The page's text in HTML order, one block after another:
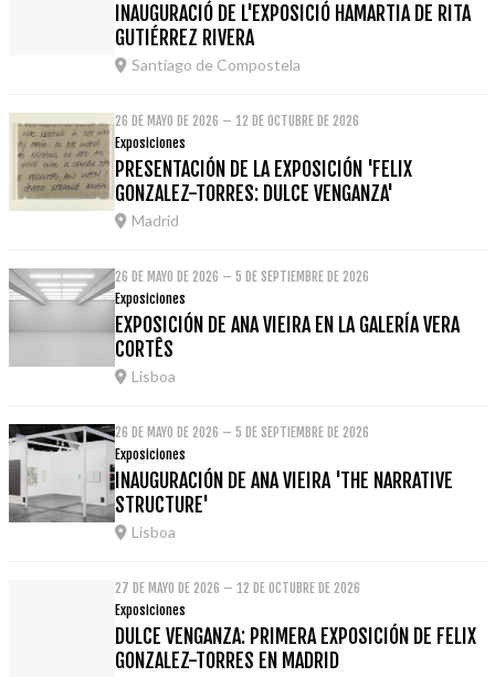
INAUGURACIÓ DE L'EXPOSICIÓ HAMARTIA DE RITA
GUTIÉRREZ RIVERA
Santiago de Compostela
26 DE MAYO DE 2026 – 12 DE OCTUBRE DE 2026
Exposiciones
PRESENTACIÓN DE LA EXPOSICIÓN 'FELIX
GONZALEZ-TORRES: DULCE VENGANZA'
Madrid
26 DE MAYO DE 2026 – 5 DE SEPTIEMBRE DE 2026
Exposiciones
EXPOSICIÓN DE ANA VIEIRA EN LA GALERÍA VERA
CORTÊS
Lisboa
26 DE MAYO DE 2026 – 5 DE SEPTIEMBRE DE 2026
Exposiciones
INAUGURACIÓN DE ANA VIEIRA 'THE NARRATIVE
STRUCTURE'
Lisboa
27 DE MAYO DE 2026 – 12 DE OCTUBRE DE 2026
Exposiciones
DULCE VENGANZA: PRIMERA EXPOSICIÓN DE FELIX
GONZALEZ-TORRES EN MADRID